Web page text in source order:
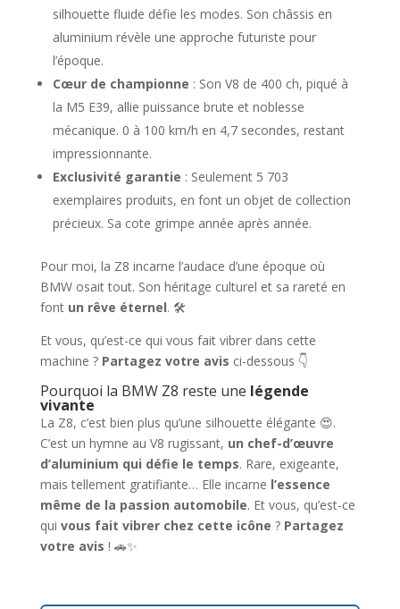
silhouette fluide défie les modes. Son châssis en
aluminium révèle une approche futuriste pour
l’époque.
Cœur de championne : Son V8 de 400 ch, piqué à
la M5 E39, allie puissance brute et noblesse
mécanique. 0 à 100 km/h en 4,7 secondes, restant
impressionnante.
Exclusivité garantie : Seulement 5 703
exemplaires produits, en font un objet de collection
précieux. Sa cote grimpe année après année.
Pour moi, la Z8 incarne l’audace d’une époque où
BMW osait tout. Son héritage culturel et sa rareté en
font un rêve éternel. 🛠️
Et vous, qu’est-ce qui vous fait vibrer dans cette
machine ? Partagez votre avis ci-dessous 👇
Pourquoi la BMW Z8 reste une légende
vivante
La Z8, c’est bien plus qu’une silhouette élégante 😍.
C’est un hymne au V8 rugissant, un chef-d’œuvre
d’aluminium qui défie le temps. Rare, exigeante,
mais tellement gratifiante… Elle incarne l’essence
même de la passion automobile. Et vous, qu’est-ce
qui vous fait vibrer chez cette icône ? Partagez
votre avis ! 🚗✨